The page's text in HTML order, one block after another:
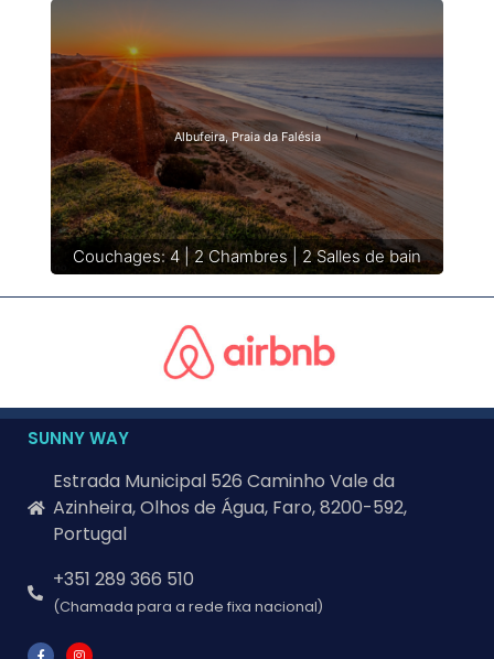
Albufeira, Praia da Falésia
Couchages: 4 | 2 Chambres | 2 Salles de bain
SUNNY WAY
Estrada Municipal 526 Caminho Vale da
Azinheira, Olhos de Água, Faro, 8200-592,
Portugal
+351 289 366 510
(Chamada para a rede fixa nacional)